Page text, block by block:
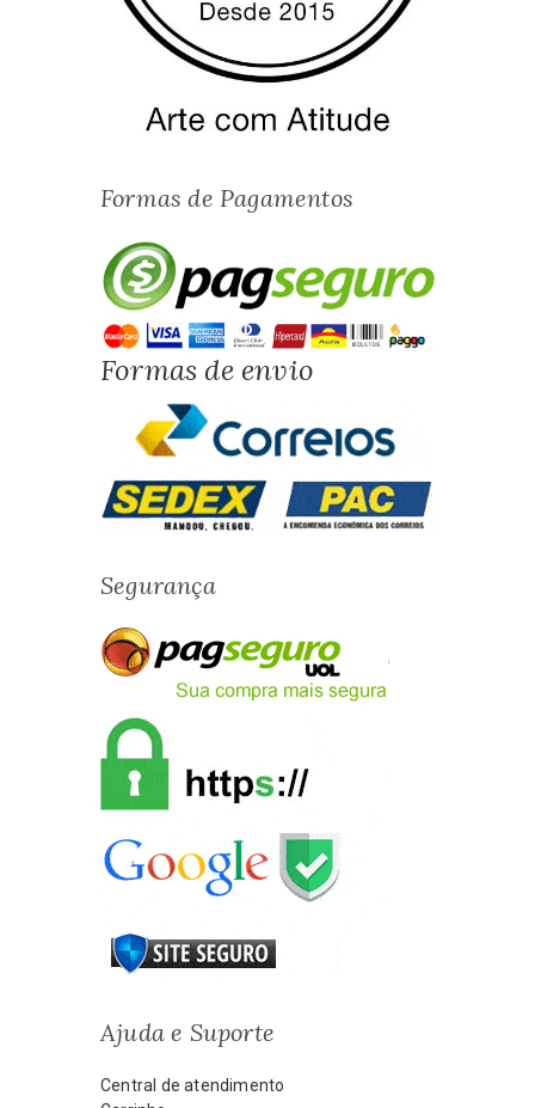
Formas de Pagamentos
Formas de envio
Segurança
Ajuda e Suporte
Central de atendimento